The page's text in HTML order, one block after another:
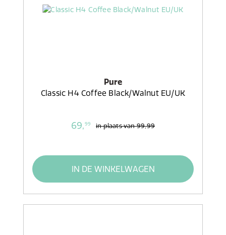
Pure
Classic H4 Coffee Black/Walnut EU/UK
69,99 in plaats van99,99
IN DE WINKELWAGEN